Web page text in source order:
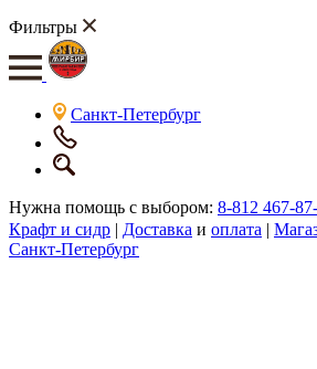
Фильтры
Санкт-Петербург
Нужна помощь с выбором: 8-812 467-
Крафт и сидр | Доставка и оплата |
Санкт-Петербург